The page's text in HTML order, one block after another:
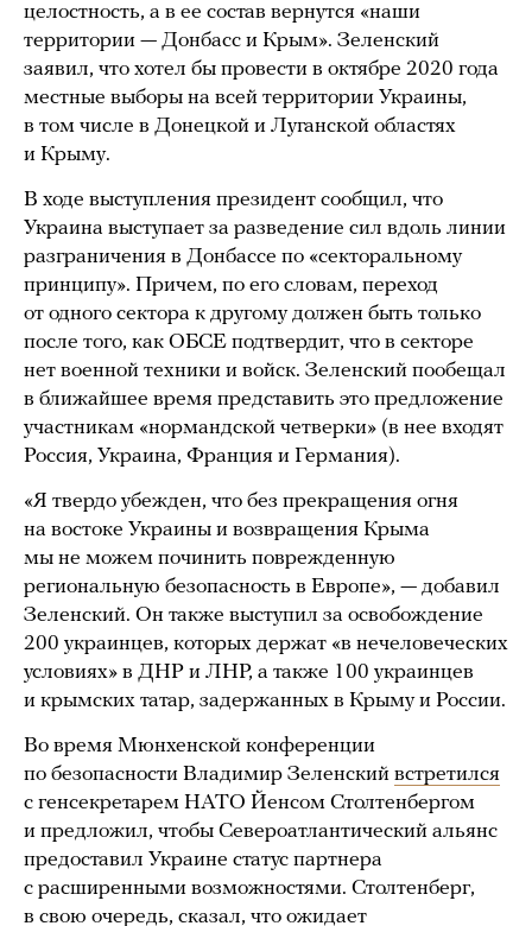
целостность, а в ее состав вернутся «наши
территории — Донбасс и Крым». Зеленский
заявил, что хотел бы провести в октябре 2020 года
местные выборы на всей территории Украины,
в том числе в Донецкой и Луганской областях
и Крыму.
В ходе выступления президент сообщил, что
Украина выступает за разведение сил вдоль линии
разграничения в Донбассе по «секторальному
принципу». Причем, по его словам, переход
от одного сектора к другому должен быть только
после того, как ОБСЕ подтвердит, что в секторе
нет военной техники и войск. Зеленский пообещал
в ближайшее время представить это предложение
участникам «нормандской четверки» (в нее входят
Россия, Украина, Франция и Германия).
«Я твердо убежден, что без прекращения огня
на востоке Украины и возвращения Крыма
мы не можем починить поврежденную
региональную безопасность в Европе», — добавил
Зеленский. Он также выступил за освобождение
200 украинцев, которых держат «в нечеловеческих
условиях» в ДНР и ЛНР, а также 100 украинцев
и крымских татар, задержанных в Крыму и России.
Во время Мюнхенской конференции
по безопасности Владимир Зеленский встретился
с генсекретарем НАТО Йенсом Столтенбергом
и предложил, чтобы Североатлантический альянс
предоставил Украине статус партнера
с расширенными возможностями. Столтенберг,
в свою очередь, сказал, что ожидает